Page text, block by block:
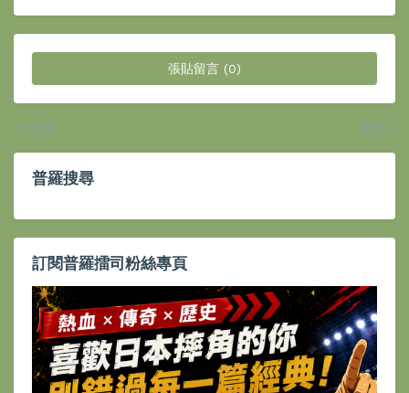
張貼留言 (0)
較新的 較舊
普羅搜尋
訂閱普羅擂司粉絲專頁